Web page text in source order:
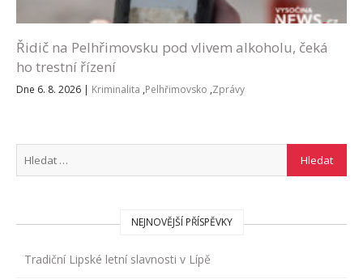
Řidič na Pelhřimovsku pod vlivem alkoholu, čeká
ho trestní řízení
Dne 6. 8. 2026 | Kriminalita ,Pelhřimovsko ,Zprávy
NEJNOVĚJŠÍ PŘÍSPĚVKY
Tradiční Lipské letní slavnosti v Lípě